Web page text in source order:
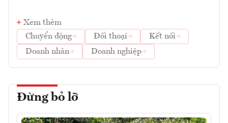
Xem thêm
Chuyển động
Đối thoại
Kết nối
Doanh nhân
Doanh nghiệp
Đừng bỏ lỡ